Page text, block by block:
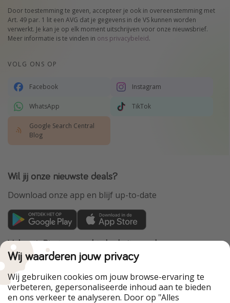
Door toestemming te geven, accepteer je ook in overeenstemming met
Art. 49 par. 1 lit een AVG dat je gegevens in de VS kunnen worden
verwerkt. Je kan je op elk moment uitschrijven voor onze nieuwsbrief.
Meer informatie is te vinden in ons privacybeleid.
VOLG ONS OP
Facebook Instagram
WhatsApp TikTok
Google Search Central
Blog
Wil jij onze nieuwste deals?
Download onze app en blijf up-to-date
VakantiePiraten maakt deel uit van de
HolidayPirates Group
Onze markten
PiratinViaggio
HolidayPirates
WakacyjniPiraci
VoyagesPirates
Wij waarderen jouw privacy
Wij gebruiken cookies om jouw browse-ervaring te
verbeteren, gepersonaliseerde inhoud aan te bieden
en ons verkeer te analyseren. Door op "Alles